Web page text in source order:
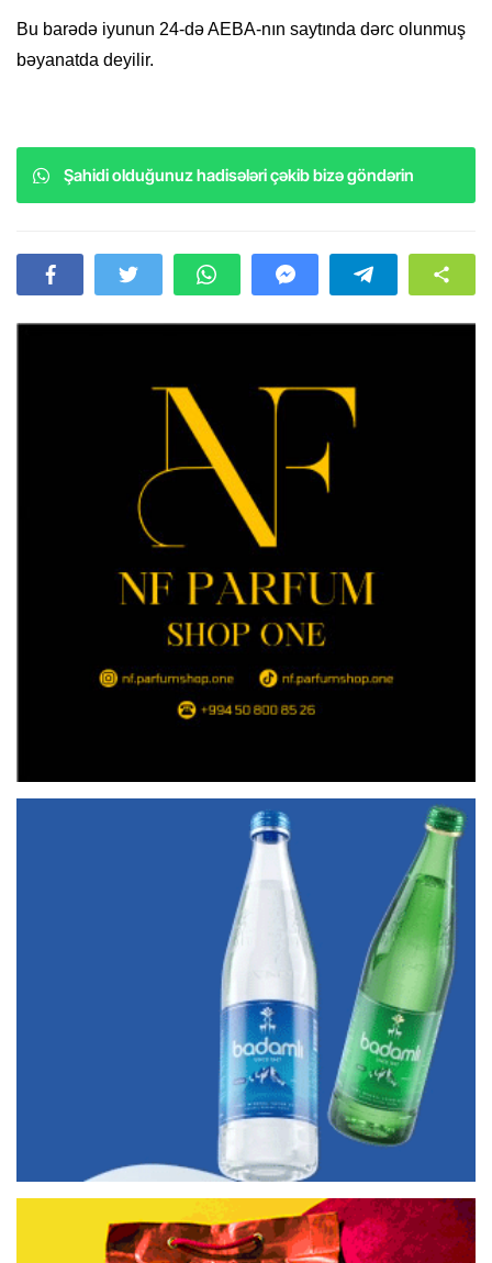
Bu barədə iyunun 24-də AEBA-nın saytında dərc olunmuş
bəyanatda deyilir.
Şahidi olduğunuz hadisələri çəkib bizə göndərin